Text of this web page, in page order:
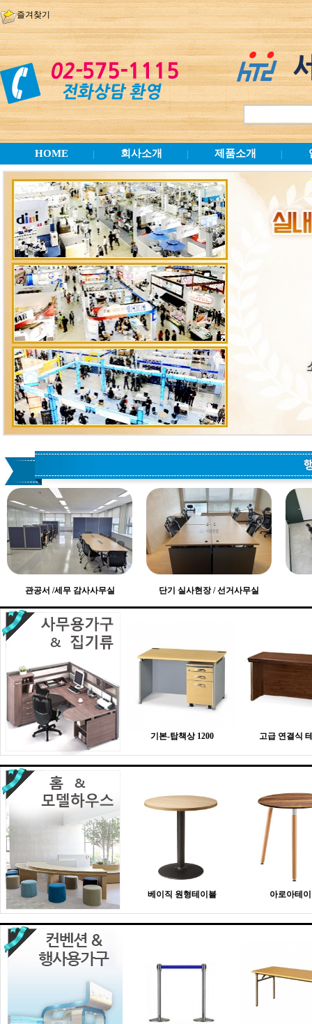
즐겨찾기
HOME 회사소개 제품소개
관공서 /세무 감사사무실 단기 실사현장 / 선거사무실
기본-탑책상 1200 고급 연결식
베이직 원형테이블 아로아테